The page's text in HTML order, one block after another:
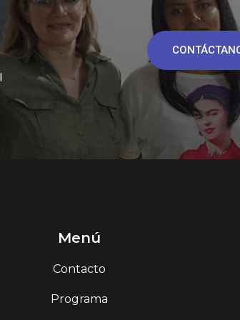
Menú
Contacto
Programa